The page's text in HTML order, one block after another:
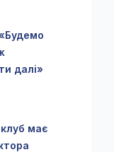
далі»
має